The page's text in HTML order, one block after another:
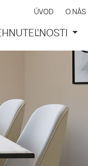
ÚVOD O NÁS